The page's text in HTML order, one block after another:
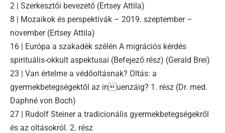
2 | Szerkesztői bevezető (Ertsey Attila)
8 | Mozaikok és perspektívák – 2019. szeptember –
november (Ertsey Attila)
16 | Európa a szakadék szélén A migrációs kérdés
spirituális-okkult aspektusai (Befejező rész) (Gerald Brei)
23 | Van értelme a védőoltásnak? Oltás: a
gyermekbetegségektől az inuenzáig? 1. rész (Dr. med.
Daphné von Boch)
27 | Rudolf Steiner a tradicionális gyermekbetegségekről
és az oltásokról. 2. rész